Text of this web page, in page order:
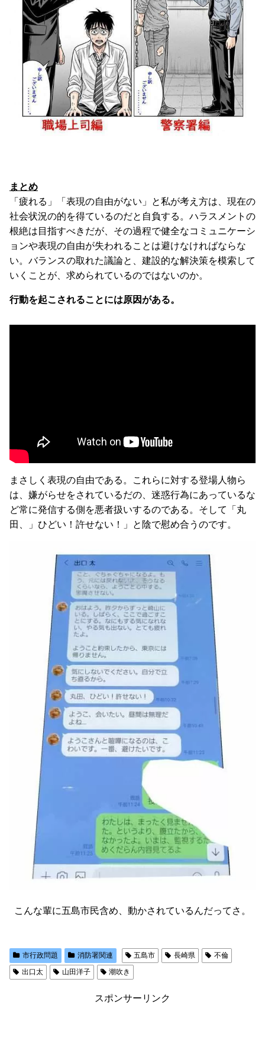
まとめ
「疲れる」「表現の自由がない」と私が考え方は、現在の
社会状況の的を得ているのだと自負する。ハラスメントの
根絶は目指すべきだが、その過程で健全なコミュニケーシ
ョンや表現の自由が失われることは避けなければならな
い。バランスの取れた議論と、建設的な解決策を模索して
いくことが、求められているのではないのか。
行動を起こされることには原因がある。
まさしく表現の自由である。これらに対する登場人物ら
は、嫌がらせをされているだの、迷惑行為にあっているな
ど常に発信する側を悪者扱いするのである。そして「丸
田、」ひどい！許せない！」と陰で慰め合うのです。
こんな輩に五島市民含め、動かされているんだってさ。
市行政問題 消防署関連 五島市 長崎県
不倫
出口太
山田洋子 潮吹き
スポンサーリンク